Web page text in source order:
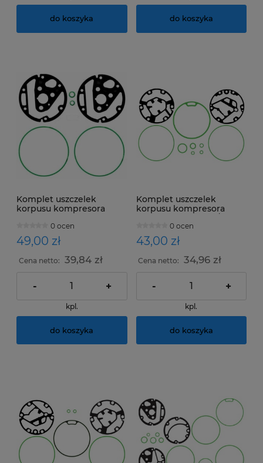
do koszyka do koszyka
Komplet uszczelek
korpusu kompresora
pojedyncza płyta/ DKS15G
0 ocen
49,00 zł
Cena netto: 39,84 zł
- +
kpl.
do koszyka
Komplet uszczelek
korpusu kompresora
0 ocen
43,00 zł
Cena netto: 34,96 zł
- +
kpl.
do koszyka